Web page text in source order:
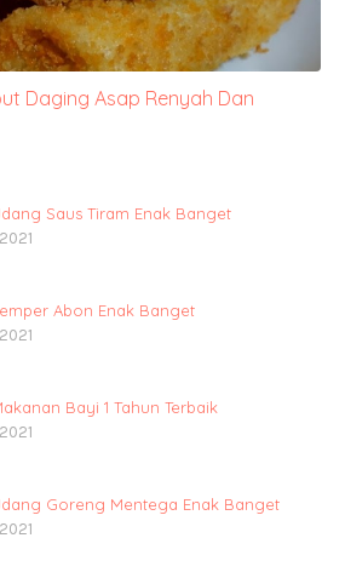
Daging Asap Renyah Dan
Saus Tiram Enak Banget
Abon Enak Banget
Bayi 1 Tahun Terbaik
Goreng Mentega Enak Banget